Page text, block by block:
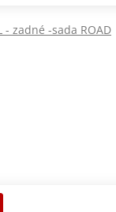
- zadné -sada ROAD